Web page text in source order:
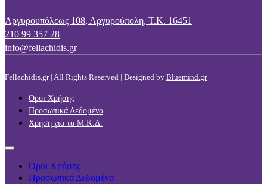
Αργυρουπόλεως 108, Αργυρούπολη, Τ.Κ. 16451
210 99 357 28
info@fellachidis.gr
Fellachidis.gr | All Rights Reserved | Designed by Bluemind.gr
Όροι Χρήσης
Προσωπικά Δεδομένα
Χρήση για τα Μ.Κ.Δ.
Όροι Χρήσης
Προσωπικά Δεδομένα